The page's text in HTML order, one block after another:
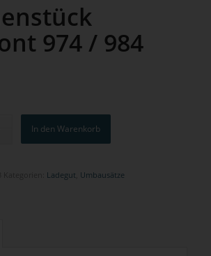
974 / 984
In den Warenkorb
Ladegut Umbausätze